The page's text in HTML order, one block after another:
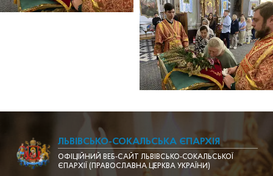
ЛЬВІВСЬКО-СОКАЛЬСЬКА ЄПАРХІЯ
ОФІЦІЙНИЙ ВЕБ-САЙТ ЛЬВІВСЬКО-СОКАЛЬСЬКОЇ
ЄПАРХІЇ (ПРАВОСЛАВНА ЦЕРКВА УКРАЇНИ)